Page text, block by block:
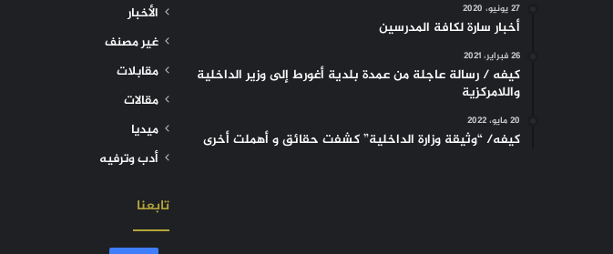
27 يونيو، 2020
أخبار سارة لكافة المدرسين
26 فبراير، 2021
كيفه / رسالة عاجلة من عمدة بلدية أغورط إلى وزير الداخلية
واللامركزية
20 مايو، 2022
كيفه/ “وثيقة وزارة الداخلية” كشفت حقائق و أهملت أخرى
الأخبار
غير مصنف
مقابلات
مقالات
ميديا
أدب وترفيه
تابعنا